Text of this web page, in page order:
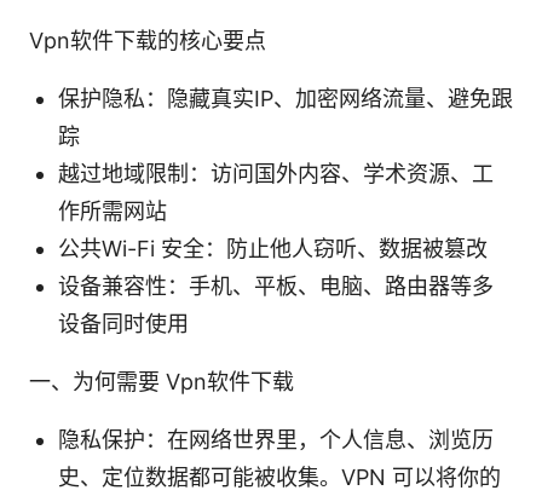
Vpn软件下载的核心要点
保护隐私：隐藏真实IP、加密网络流量、避免跟
踪
越过地域限制：访问国外内容、学术资源、工
作所需网站
公共Wi-Fi 安全：防止他人窃听、数据被篡改
设备兼容性：手机、平板、电脑、路由器等多
设备同时使用
一、为何需要 Vpn软件下载
隐私保护：在网络世界里，个人信息、浏览历
史、定位数据都可能被收集。VPN 可以将你的